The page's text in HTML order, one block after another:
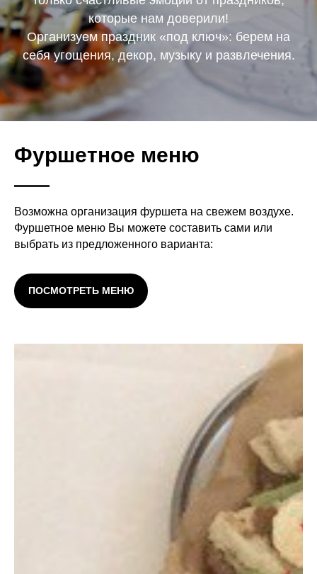
которые нам доверили!
Организуем праздник «под ключ»: берем на
себя угощения, декор, музыку и развлечения.
Фуршетное меню
Возможна организация фуршета на свежем воздухе.
Фуршетное меню Вы можете составить сами или
выбрать из предложенного варианта:
ПОСМОТРЕТЬ МЕНЮ